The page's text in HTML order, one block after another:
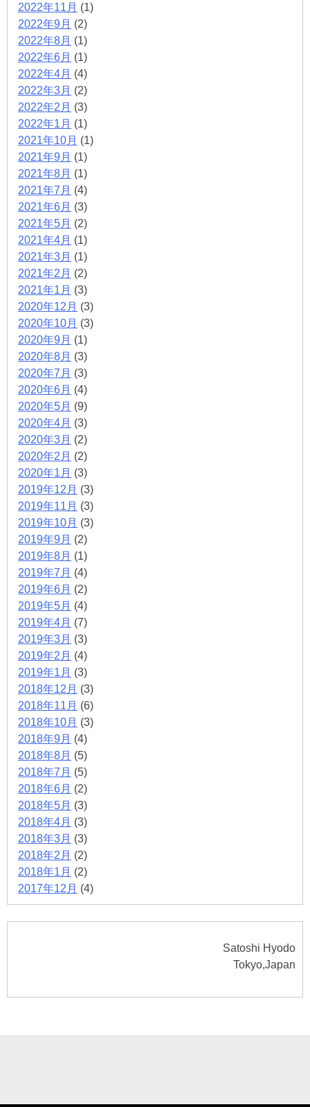
2022年11月 (1)
2022年9月 (2)
2022年8月 (1)
2022年6月 (1)
2022年4月 (4)
2022年3月 (2)
2022年2月 (3)
2022年1月 (1)
2021年10月 (1)
2021年9月 (1)
2021年8月 (1)
2021年7月 (4)
2021年6月 (3)
2021年5月 (2)
2021年4月 (1)
2021年3月 (1)
2021年2月 (2)
2021年1月 (3)
2020年12月 (3)
2020年10月 (3)
2020年9月 (1)
2020年8月 (3)
2020年7月 (3)
2020年6月 (4)
2020年5月 (9)
2020年4月 (3)
2020年3月 (2)
2020年2月 (2)
2020年1月 (3)
2019年12月 (3)
2019年11月 (3)
2019年10月 (3)
2019年9月 (2)
2019年8月 (1)
2019年7月 (4)
2019年6月 (2)
2019年5月 (4)
2019年4月 (7)
2019年3月 (3)
2019年2月 (4)
2019年1月 (3)
2018年12月 (3)
2018年11月 (6)
2018年10月 (3)
2018年9月 (4)
2018年8月 (5)
2018年7月 (5)
2018年6月 (2)
2018年5月 (3)
2018年4月 (3)
2018年3月 (3)
2018年2月 (2)
2018年1月 (2)
2017年12月 (4)
Satoshi Hyodo
Tokyo,Japan